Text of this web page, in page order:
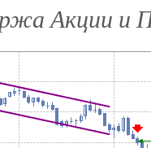
Акции